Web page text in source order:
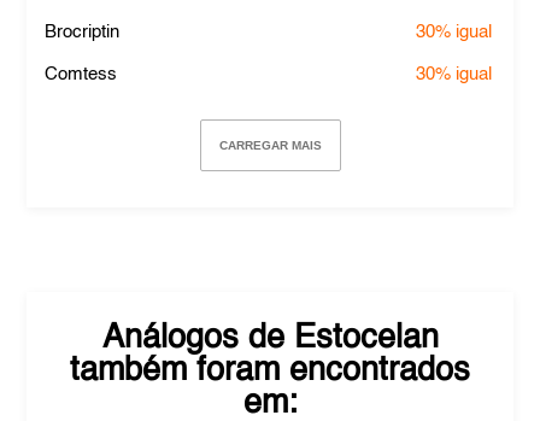
Brocriptin 30% igual
Comtess 30% igual
CARREGAR MAIS
Análogos de Estocelan
também foram encontrados
em: